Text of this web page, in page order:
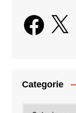
Facebook
X
Categorie